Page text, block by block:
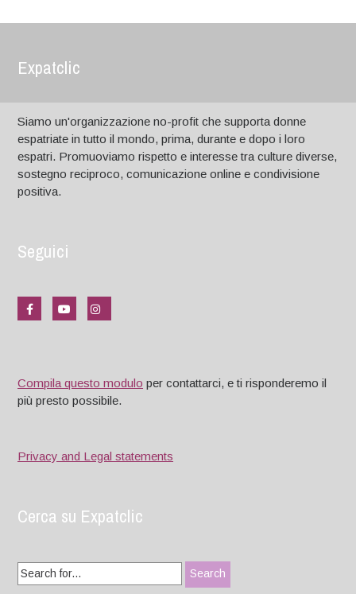
Expatclic
Siamo un'organizzazione no-profit che supporta donne
espatriate in tutto il mondo, prima, durante e dopo i loro
espatri. Promuoviamo rispetto e interesse tra culture diverse,
sostegno reciproco, comunicazione online e condivisione
positiva.
Seguici
Compila questo modulo per contattarci, e ti risponderemo il
più presto possibile.
Privacy and Legal statements
Cerca su Expatclic
Search
for: